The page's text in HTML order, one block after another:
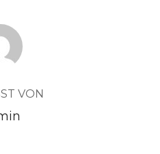
VON